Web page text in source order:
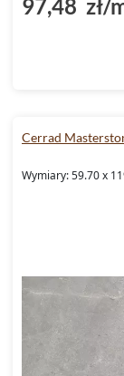
97,48 zł/
Cerrad
Wymiary: 59.70 x